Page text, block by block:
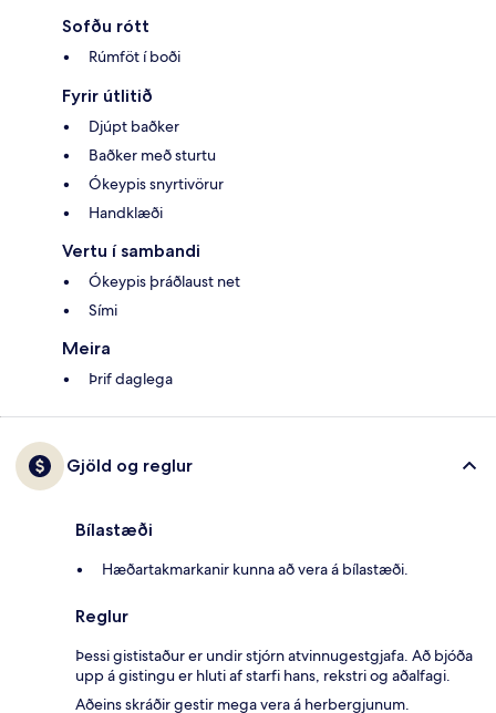
Sofðu rótt
Rúmföt í boði
Fyrir útlitið
Djúpt baðker
Baðker með sturtu
Ókeypis snyrtivörur
Handklæði
Vertu í sambandi
Ókeypis þráðlaust net
Sími
Meira
Þrif daglega
Gjöld og reglur
Bílastæði
Hæðartakmarkanir kunna að vera á bílastæði.
Reglur
Þessi gististaður er undir stjórn atvinnugestgjafa. Að bjóða
upp á gistingu er hluti af starfi hans, rekstri og aðalfagi.
Aðeins skráðir gestir mega vera á herbergjunum.